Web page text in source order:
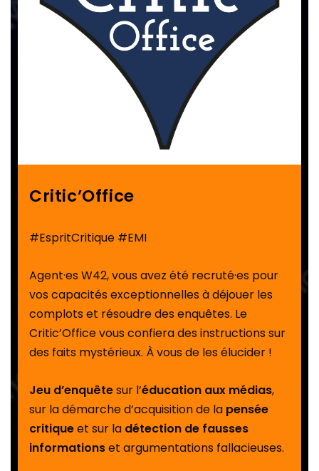
Critic’Office
#EspritCritique #EMI
Agent·es W42, vous avez été recruté·es pour
vos capacités exceptionnelles à déjouer les
complots et résoudre des enquêtes. Le
Critic’Office vous confiera des instructions sur
des faits mystérieux. À vous de les élucider !
Jeu d’enquêtesur l’éducation aux médias,
sur la démarche d’acquisition de la pensée
critiqueet sur la détection de fausses
informationset argumentations fallacieuses.